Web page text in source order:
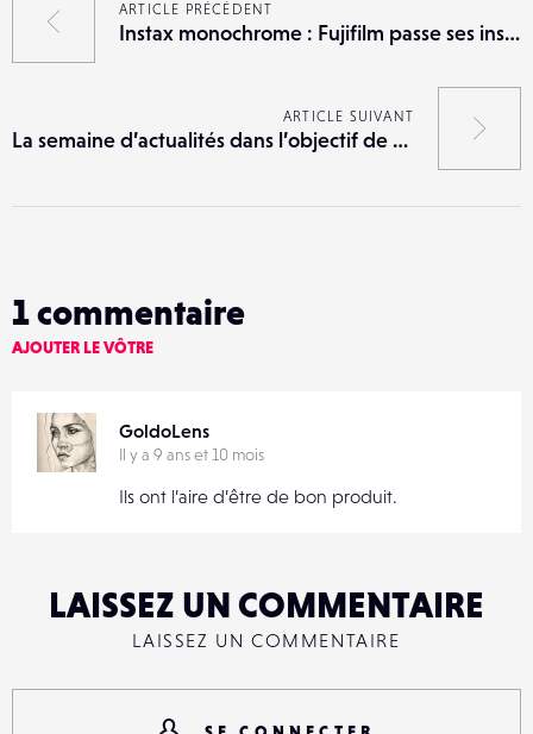
ARTICLE PRÉCÉDENT
Instax monochrome : Fujifilm passe ses instantanés au noir et blanc
ARTICLE SUIVANT
La semaine d’actualités dans l’objectif de Lense : du 5 au 11 septembre
1commentaire
AJOUTER LE VÔTRE
GoldoLens
Il y a 9 ans et 10 mois
Ils ont l’aire d’être de bon produit.
LAISSEZ UN COMMENTAIRE
LAISSEZ UN COMMENTAIRE